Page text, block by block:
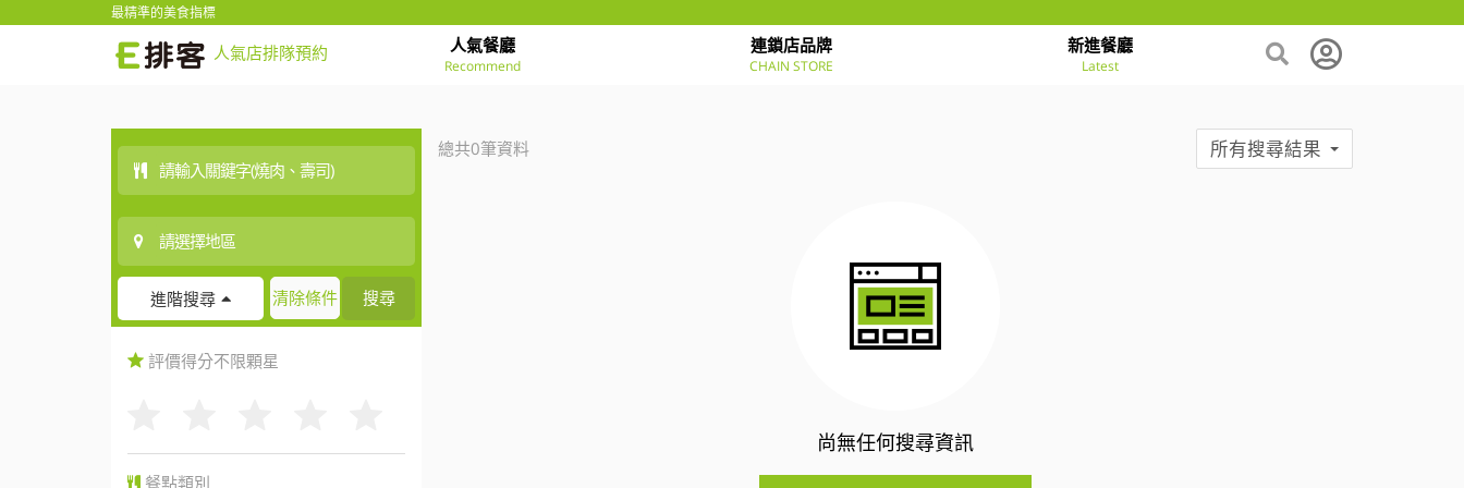
最精準的美食指標
人氣店排隊預約 人氣餐廳
Recommend
連鎖店品牌
CHAIN STORE
新進餐廳
Latest
進階搜尋 清除條件 搜尋
評價得分不限顆星
餐點類別
總共0筆資料 所有搜尋結果
尚無任何搜尋資訊